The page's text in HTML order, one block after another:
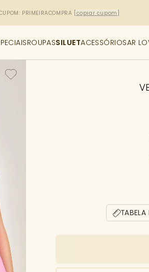
DE ESTILO COMPRAR
ROUPASSILUETACESSÓRIOSAR
TABELA